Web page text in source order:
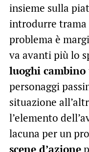
insieme sulla
introdurre trama
problema è
va avanti più lo
luoghi
personaggi
situazione
l’elemento
lacuna per un
scene d’azione